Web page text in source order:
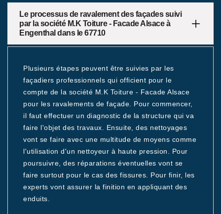
Le processus de ravalement des façades suivi
par la société M.K Toiture - Facade Alsace à
Engenthal dans le 67710
Plusieurs étapes peuvent être suivies par les
façadiers professionnels qui officient pour le
compte de la société M.K Toiture - Facade Alsace
pour les ravalements de façade. Pour commencer,
il faut effectuer un diagnostic de la structure qui va
faire l'objet des travaux. Ensuite, des nettoyages
vont se faire avec une multitude de moyens comme
l'utilisation d'un nettoyeur à haute pression. Pour
poursuivre, des réparations éventuelles vont se
faire surtout pour le cas des fissures. Pour finir, les
experts vont assurer la finition en appliquant des
enduits.